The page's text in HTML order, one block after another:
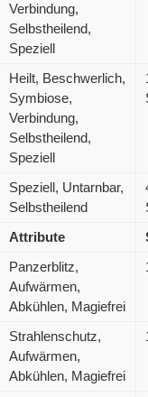
Verbindung,
Selbstheilend,
Speziell
Heilt, Beschwerlich,
Symbiose,
Verbindung,
Selbstheilend,
Speziell
Speziell, Untarnbar,
Selbstheilend
Attribute
Panzerblitz,
Aufwärmen,
Abkühlen, Magiefrei
Strahlenschutz,
Aufwärmen,
Abkühlen, Magiefrei